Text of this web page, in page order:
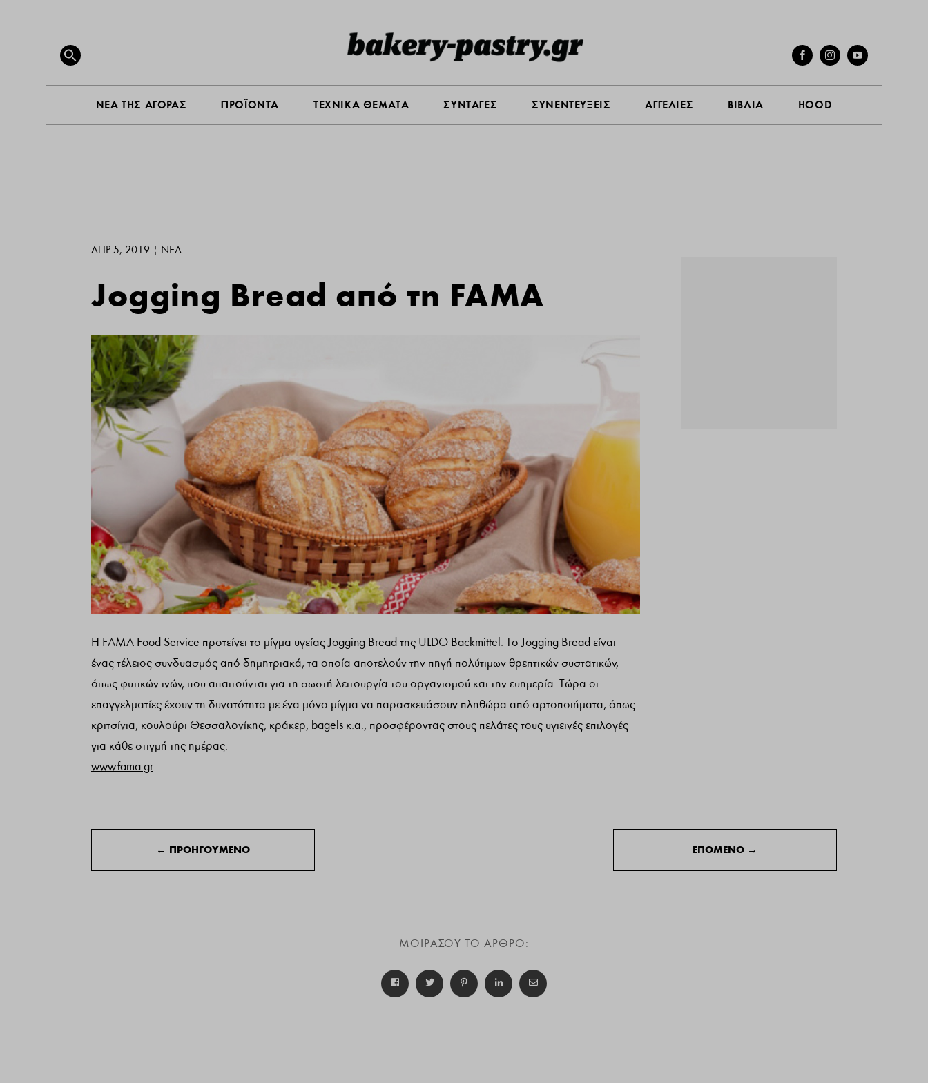
Search
for:
SEARCH BUTTON
ΝΕΑ ΤΗΣ ΑΓΟΡΑΣ ΠΡΟΪΟΝΤΑ ΤΕΧΝΙΚΑ ΘΕΜΑΤΑ ΣΥΝΤΑΓΕΣ ΣΥΝΕΝΤΕΥΞΕΙΣ ΑΓΓΕΛΙΕΣ ΒΙΒΛΙΑ HOOD
HOOD
ΑΠΡ 5, 2019 | ΝΕΑ
Jogging Bread από τη FAMA
Η FAMA Food Service προτείνει το μίγμα υγείας Jogging Bread της ULDO Backmittel. Το Jogging Bread είναι
ένας τέλειος συνδυασμός από δημητριακά, τα οποία αποτελούν την πηγή πολύτιμων θρεπτικών συστατικών,
όπως φυτικών ινών, που απαιτούνται για τη σωστή λειτουργία του οργανισμού και την ευημερία. Τώρα οι
επαγγελματίες έχουν τη δυνατότητα με ένα μόνο μίγμα να παρασκευάσουν πληθώρα από αρτοποιήματα, όπως
κριτσίνια, κουλούρι Θεσσαλονίκης, κράκερ, bagels κ.α., προσφέροντας στους πελάτες τους υγιεινές επιλογές
για κάθε στιγμή της ημέρας.
www.fama.gr
← ΠΡΟΗΓΟΥΜΕΝΟ ΕΠΟΜΕΝΟ →
ΜΟΙΡΑΣΟΥ ΤΟ ΑΡΘΡΟ: